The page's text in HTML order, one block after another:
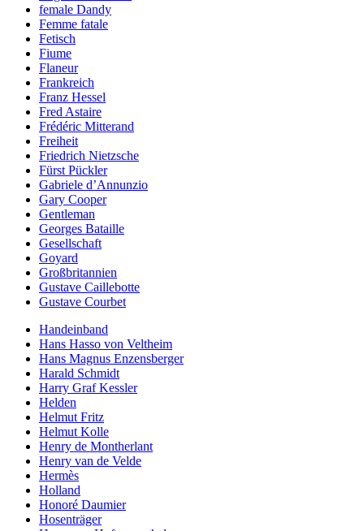
female Dandy
Femme fatale
Fetisch
Fiume
Flaneur
Frankreich
Franz Hessel
Fred Astaire
Frédéric Mitterand
Freiheit
Friedrich Nietzsche
Fürst Pückler
Gabriele d’Annunzio
Gary Cooper
Gentleman
Georges Bataille
Gesellschaft
Goyard
Großbritannien
Gustave Caillebotte
Gustave Courbet
Handeinband
Hans Hasso von Veltheim
Hans Magnus Enzensberger
Harald Schmidt
Harry Graf Kessler
Helden
Helmut Fritz
Helmut Kolle
Henry de Montherlant
Henry van de Velde
Hermès
Holland
Honoré Daumier
Hosenträger